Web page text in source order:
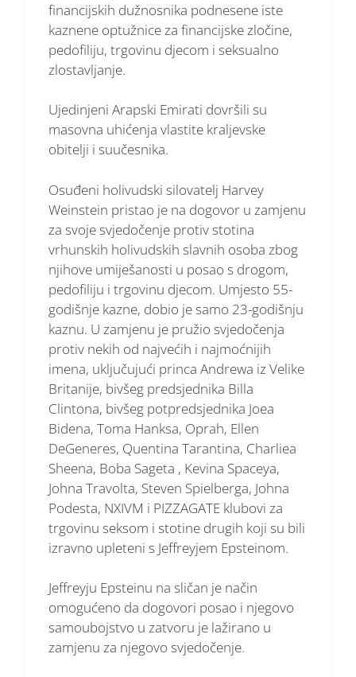
financijskih dužnosnika podnesene iste
kaznene optužnice za financijske zločine,
pedofiliju, trgovinu djecom i seksualno
zlostavljanje.
Ujedinjeni Arapski Emirati dovršili su
masovna uhićenja vlastite kraljevske
obitelji i suučesnika.
Osuđeni holivudski silovatelj Harvey
Weinstein pristao je na dogovor u zamjenu
za svoje svjedočenje protiv stotina
vrhunskih holivudskih slavnih osoba zbog
njihove umiješanosti u posao s drogom,
pedofiliju i trgovinu djecom. Umjesto 55-
godišnje kazne, dobio je samo 23-godišnju
kaznu. U zamjenu je pružio svjedočenja
protiv nekih od najvećih i najmoćnijih
imena, uključujući princa Andrewa iz Velike
Britanije, bivšeg predsjednika Billa
Clintona, bivšeg potpredsjednika Joea
Bidena, Toma Hanksa, Oprah, Ellen
DeGeneres, Quentina Tarantina, Charliea
Sheena, Boba Sageta , Kevina Spaceya,
Johna Travolta, Steven Spielberga, Johna
Podesta, NXIVM i PIZZAGATE klubovi za
trgovinu seksom i stotine drugih koji su bili
izravno upleteni s Jeffreyjem Epsteinom.
Jeffreyju Epsteinu na sličan je način
omogućeno da dogovori posao i njegovo
samoubojstvo u zatvoru je lažirano u
zamjenu za njegovo svjedočenje.